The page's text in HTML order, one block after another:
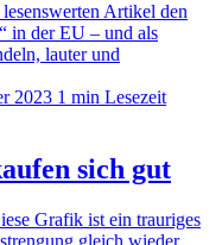
Artikel den
in der EU – und als
lauter und
2023 1 min Lesezeit
sich gut
Grafik ist ein trauriges